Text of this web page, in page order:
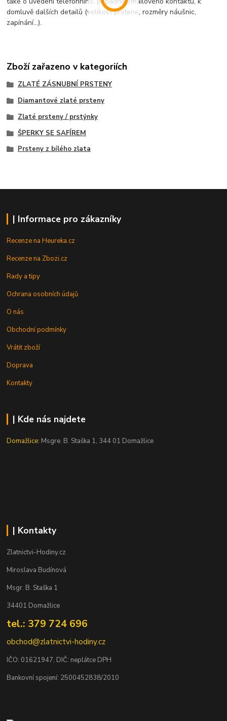
domluvě dalších detailů (velikost prstene, rozměry náušnic,
zapínání...).
Zboží zařazeno v kategoriích
ZLATÉ ZÁSNUBNÍ PRSTENY
Diamantové zlaté prsteny
Zlaté prsteny / prstýnky
ŠPERKY SE SAFÍREM
Prsteny z bílého zlata
| Informace pro zákazníky
Recenze na Heureka.cz
Recenze na Zbozi.cz
Rady a tipy
Ochrana osobních údajů
O nás
Obchodní podmínky
Vrátit zboží
Doprava
Kontakty
| Kde nás najdete
Domažlice: Msgre. B. Staška 1, 344 01 Domažlice
| Kontakty
Zlatnictvi-Hodiny.cz
Miroslava Budínová
Msgr. B. Staška 1
34401 Domažlice
tel.: 379 724 696
obchod@zlatnictvi-hodiny.cz
IČO: 01621947, DIČ: neplátce DPH
Bankovní spojení: 2500452838/2010